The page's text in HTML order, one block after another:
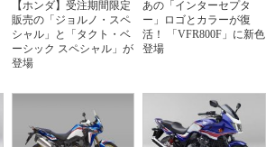
【ホンダ】受注期間限定
販売の「ジョルノ・スペ
シャル」と「タクト・ベ
ーシック スペシャル」が
登場
あの「インターセプタ
ー」ロゴとカラーが復
活！ 「VFR800F」に新色
登場